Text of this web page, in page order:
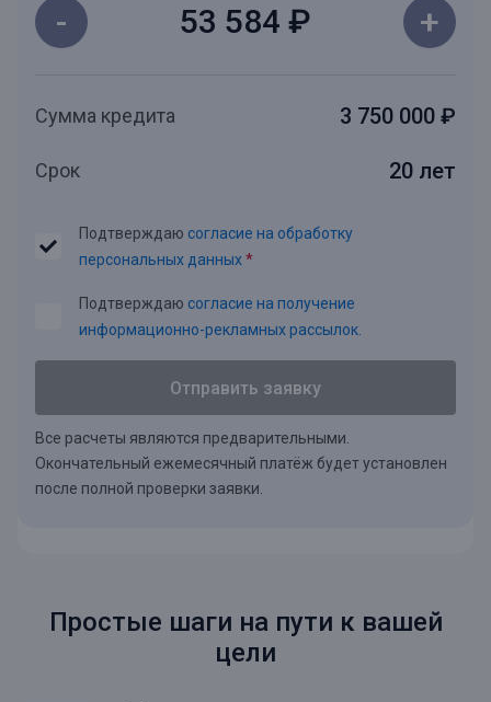
- 53 584 ₽ +
Сумма кредита 3 750 000 ₽
Срок 20 лет
Подтверждаю согласие на обработку
персональных данных*
Подтверждаю согласие на получение
информационно-рекламных рассылок.
Отправить заявку
Все расчеты являются предварительными.
Окончательный ежемесячный платёж будет установлен
после полной проверки заявки.
Простые шаги на пути к вашей
цели